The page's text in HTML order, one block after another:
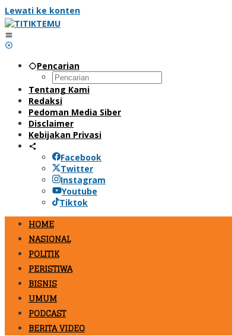
Lewati ke konten
Pencarian
Tentang Kami
Redaksi
Pedoman Media Siber
Disclaimer
Kebijakan Privasi
Facebook
Twitter
Instagram
Youtube
Tiktok
HOME
NASIONAL
POLITIK
PERISTIWA
BISNIS
UMUM
PODCAST
BERITA VIDEO